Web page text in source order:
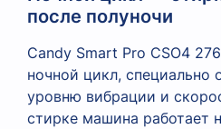
после полуночи
Candy Smart Pro CSO4
ночной цикл, специально
уровню вибрации и
стирке машина работает